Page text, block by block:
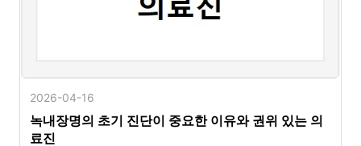
2026-04-16
녹내장명의 초기 진단이 중요한 이유와 권위 있는 의
료진